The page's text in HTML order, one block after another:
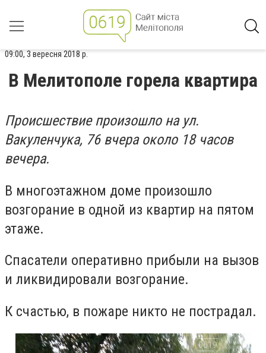
09:00, 3 вересня 2018 р.
В Мелитополе горела квартира
Происшествие произошло на ул.
Вакуленчука, 76 вчера около 18 часов
вечера.
В многоэтажном доме произошло
возгорание в одной из квартир на пятом
этаже.
Спасатели оперативно прибыли на вызов
и ликвидировали возгорание.
К счастью, в пожаре никто не пострадал.